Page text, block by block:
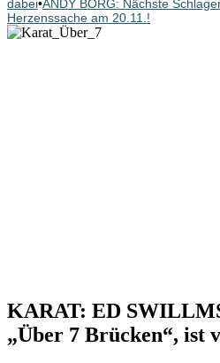
dabei•ANDY BORG: Nächste
Herzenssache am 20.11.!
KARAT: ED
„Über 7 Brücken“, ist